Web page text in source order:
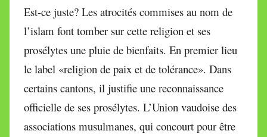
Est-ce juste? Les atrocités commises au nom de
l’islam font tomber sur cette religion et ses
prosélytes une pluie de bienfaits. En premier lieu
le label «religion de paix et de tolérance». Dans
certains cantons, il justifie une reconnaissance
officielle de ses prosélytes. L’Union vaudoise des
associations musulmanes, qui concourt pour être